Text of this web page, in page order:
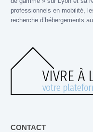
professionnels en mobilité,
recherche d’hébergements
CONTACT